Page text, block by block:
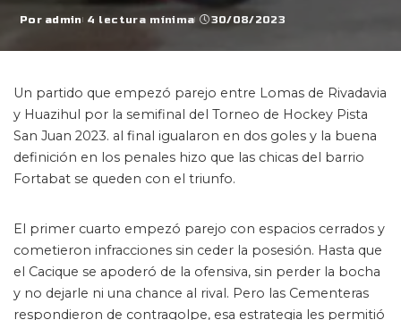
Posted
Por admin 4 lectura mínima 30/08/2023
Un partido que empezó parejo entre Lomas de Rivadavia
y Huazihul por la semifinal del Torneo de Hockey Pista
San Juan 2023. al final igualaron en dos goles y la buena
definición en los penales hizo que las chicas del barrio
Fortabat se queden con el triunfo.
El primer cuarto empezó parejo con espacios cerrados y
cometieron infracciones sin ceder la posesión. Hasta que
el Cacique se apoderó de la ofensiva, sin perder la bocha
y no dejarle ni una chance al rival. Pero las Cementeras
respondieron de contragolpe, esa estrategia les permitió